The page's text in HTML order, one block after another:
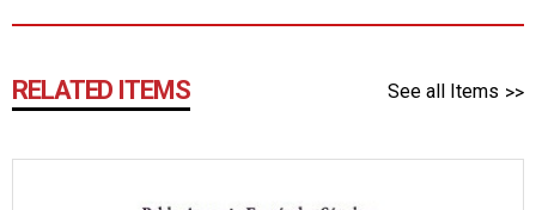
RELATED ITEMS See all Items